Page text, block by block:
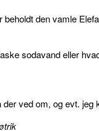
beholdt den vamle
sodavand eller
der ved om, og evt.